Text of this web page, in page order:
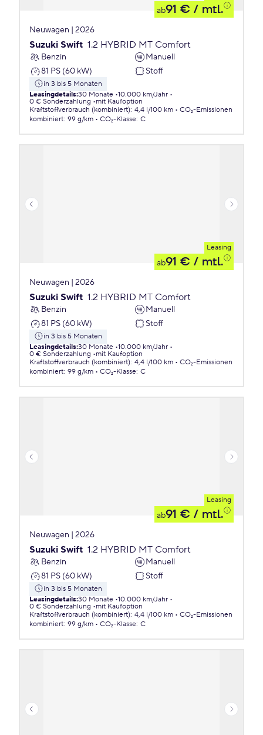
ab91 € / mtl.
Neuwagen | 2026
Suzuki Swift 1.2 HYBRID MT Comfort
Benzin
Manuell
81 PS (60 kW)
Stoff
in 3 bis 5 Monaten
Leasingdetails:30 Monate 10.000 km/Jahr
0 € Sonderzahlung
mit Kaufoption
Kraftstoffverbrauch (kombiniert): 4,4 l/100 km
CO₂-Emissionen
kombiniert: 99 g/km CO₂-Klasse: C
Leasing
ab91 € / mtl.
Neuwagen | 2026
Suzuki Swift 1.2 HYBRID MT Comfort
Benzin
Manuell
81 PS (60 kW)
Stoff
in 3 bis 5 Monaten
Leasingdetails:30 Monate 10.000 km/Jahr
0 € Sonderzahlung
mit Kaufoption
Kraftstoffverbrauch (kombiniert): 4,4 l/100 km
CO₂-Emissionen
kombiniert: 99 g/km CO₂-Klasse: C
Leasing
ab91 € / mtl.
Neuwagen | 2026
Suzuki Swift 1.2 HYBRID MT Comfort
Benzin
Manuell
81 PS (60 kW)
Stoff
in 3 bis 5 Monaten
Leasingdetails:30 Monate 10.000 km/Jahr
0 € Sonderzahlung
mit Kaufoption
Kraftstoffverbrauch (kombiniert): 4,4 l/100 km
CO₂-Emissionen
kombiniert: 99 g/km CO₂-Klasse: C